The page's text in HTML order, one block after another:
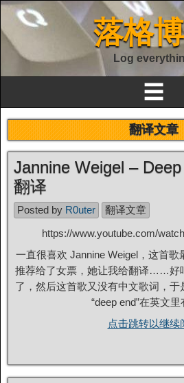
落格
Log
☰
翻译文章
Jannine Weigel –
翻译
Posted by R0uter
翻译文章
https://www.youtube.com/
一直很喜欢 Jannine Weigel，这首
推荐给了女票，她让我给翻译……好
了，然后这首歌又没有中文歌词，于
“deep end”在英文
点击跳转以继续